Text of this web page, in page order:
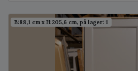
B:88,1 cm x H:205,6 cm, på lager: 1